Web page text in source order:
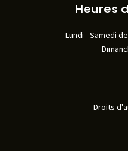
Heures
Lundi - Samedi
Droits